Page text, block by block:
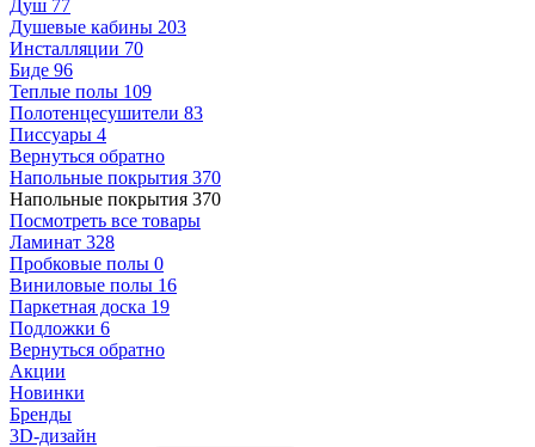
Душ 77
Душевые кабины 203
Инсталляции 70
Биде 96
Теплые полы 109
Полотенцесушители 83
Писсуары 4
Вернуться обратно
Напольные покрытия 370
Напольные покрытия 370
Посмотреть все товары
Ламинат 328
Пробковые полы 0
Виниловые полы 16
Паркетная доска 19
Подложки 6
Вернуться обратно
Акции
Новинки
Бренды
3D-дизайн